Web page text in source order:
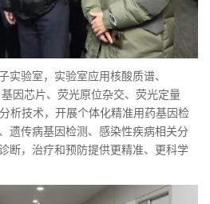
实验室，实验室应用核酸质谱、
因芯片、荧光原位杂交、荧光定量
析技术，开展个体化精准用药基因检
遗传病基因检测、感染性疾病相关分
断，治疗和预防提供更精准、更科学